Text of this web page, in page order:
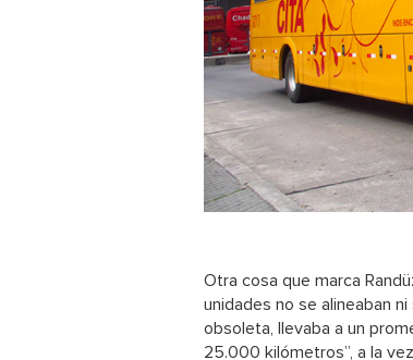
Otra cosa que marca
unidades no se alineaban
obsoleta, llevaba a un
25.000 kilómetros”, a la